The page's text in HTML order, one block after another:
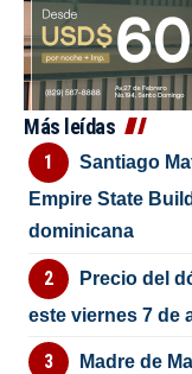
Más leídas
Santiago
Empire State
dominicana
Precio del
este viernes 7 de
Madre de